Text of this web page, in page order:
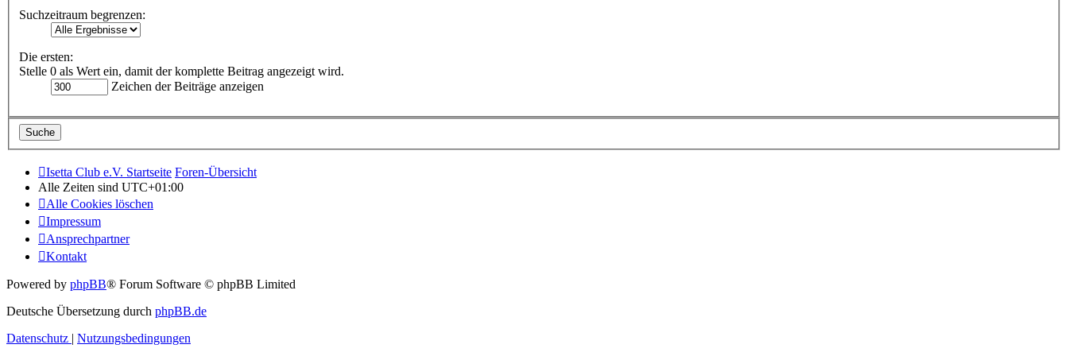
Suchzeitraum begrenzen:
Die ersten:
Stelle 0 als Wert ein, damit der komplette Beitrag angezeigt wird.
Zeichen der Beiträge anzeigen
Isetta Club e.V. Startseite Foren-Übersicht
Alle Zeiten sind UTC+01:00
Alle Cookies löschen
Impressum
Ansprechpartner
Kontakt
Powered by phpBB® Forum Software © phpBB Limited
Deutsche Übersetzung durch phpBB.de
Datenschutz | Nutzungsbedingungen